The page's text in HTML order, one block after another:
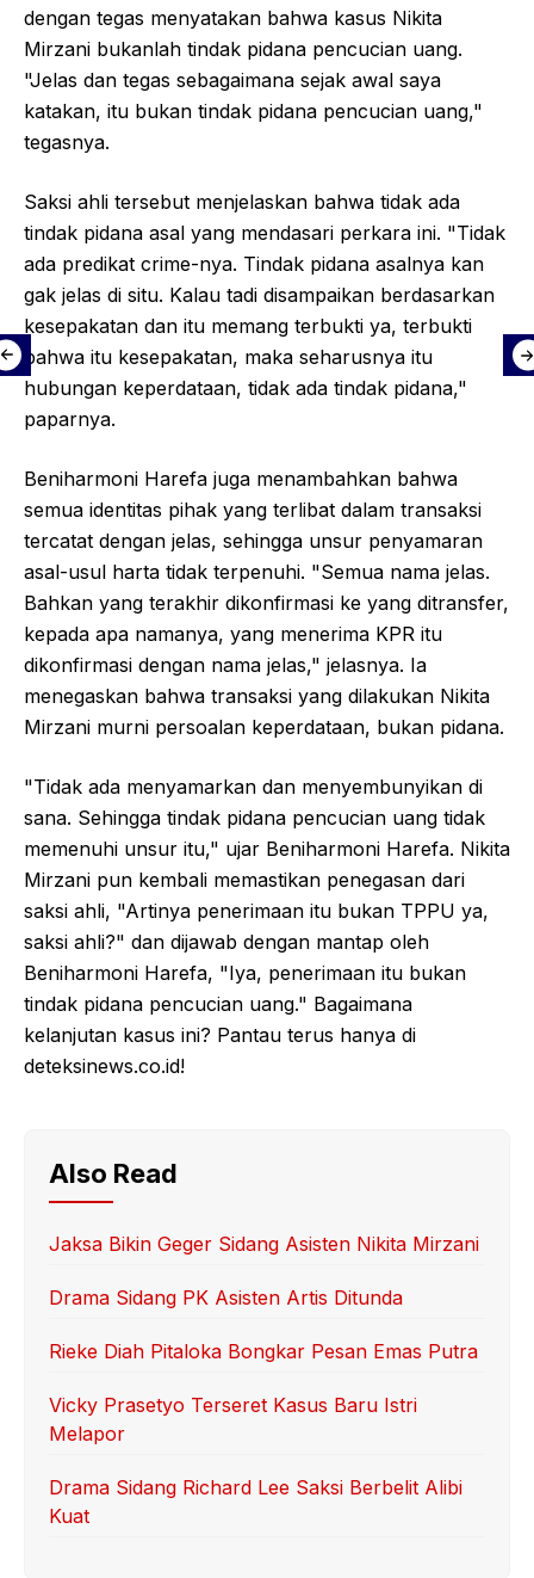
dengan tegas menyatakan bahwa kasus Nikita
Mirzani bukanlah tindak pidana pencucian uang.
"Jelas dan tegas sebagaimana sejak awal saya
katakan, itu bukan tindak pidana pencucian uang,"
tegasnya.
Saksi ahli tersebut menjelaskan bahwa tidak ada
tindak pidana asal yang mendasari perkara ini. "Tidak
ada predikat crime-nya. Tindak pidana asalnya kan
gak jelas di situ. Kalau tadi disampaikan berdasarkan
kesepakatan dan itu memang terbukti ya, terbukti
bahwa itu kesepakatan, maka seharusnya itu
hubungan keperdataan, tidak ada tindak pidana,"
paparnya.
Beniharmoni Harefa juga menambahkan bahwa
semua identitas pihak yang terlibat dalam transaksi
tercatat dengan jelas, sehingga unsur penyamaran
asal-usul harta tidak terpenuhi. "Semua nama jelas.
Bahkan yang terakhir dikonfirmasi ke yang ditransfer,
kepada apa namanya, yang menerima KPR itu
dikonfirmasi dengan nama jelas," jelasnya. Ia
menegaskan bahwa transaksi yang dilakukan Nikita
Mirzani murni persoalan keperdataan, bukan pidana.
"Tidak ada menyamarkan dan menyembunyikan di
sana. Sehingga tindak pidana pencucian uang tidak
memenuhi unsur itu," ujar Beniharmoni Harefa. Nikita
Mirzani pun kembali memastikan penegasan dari
saksi ahli, "Artinya penerimaan itu bukan TPPU ya,
saksi ahli?" dan dijawab dengan mantap oleh
Beniharmoni Harefa, "Iya, penerimaan itu bukan
tindak pidana pencucian uang." Bagaimana
kelanjutan kasus ini? Pantau terus hanya di
deteksinews.co.id!
Also Read
Jaksa Bikin Geger Sidang Asisten Nikita Mirzani
Drama Sidang PK Asisten Artis Ditunda
Rieke Diah Pitaloka Bongkar Pesan Emas Putra
Vicky Prasetyo Terseret Kasus Baru Istri
Melapor
Drama Sidang Richard Lee Saksi Berbelit Alibi
Kuat